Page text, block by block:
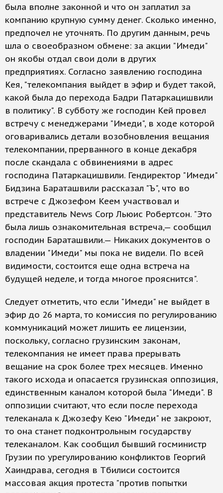
была вполне законной и что он заплатил за
компанию крупную сумму денег. Сколько именно,
предпочел не уточнять. По другим данным, речь
шла о своеобразном обмене: за акции "Имеди"
он якобы отдал свои доли в других
предприятиях. Согласно заявлению господина
Кея, "телекомпания выйдет в эфир и будет такой,
какой была до перехода Бадри Патаркацишвили
в политику". В субботу же господин Кей провел
встречу с менеджерами "Имеди", в ходе которой
оговаривались детали возобновления вещания
телекомпании, прерванного в конце декабря
после скандала с обвинениями в адрес
господина Патаркацишвили. Гендиректор "Имеди"
Бидзина Бараташвили рассказал "Ъ", что во
встрече с Джозефом Кеем участвовал и
представитель News Corp Льюис Робертсон. "Это
была лишь ознакомительная встреча,— сообщил
господин Бараташвили.— Никаких документов о
владении "Имеди" мы пока не видели. По всей
видимости, состоится еще одна встреча на
будущей неделе, и тогда многое прояснится".
Следует отметить, что если "Имеди" не выйдет в
эфир до 26 марта, то комиссия по регулированию
коммуникаций может лишить ее лицензии,
поскольку, согласно грузинским законам,
телекомпания не имеет права прерывать
вещание на срок более трех месяцев. Именно
такого исхода и опасается грузинская оппозиция,
единственным каналом которой была "Имеди". В
оппозиции считают, что если после перехода
телеканала к Джозефу Кею "Имеди" не закроют,
то она станет подконтрольным государству
телеканалом. Как сообщил бывший госминистр
Грузии по урегулированию конфликтов Георгий
Хаиндрава, сегодня в Тбилиси состоится
массовая акция протеста "против попытки